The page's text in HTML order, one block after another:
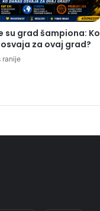
su grad šampiona: Ko
za ovaj grad?
ranije